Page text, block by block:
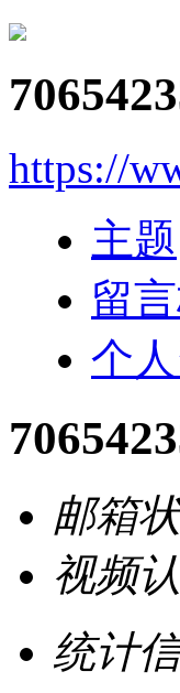
https://
主题
留
个
邮箱
视频
统计